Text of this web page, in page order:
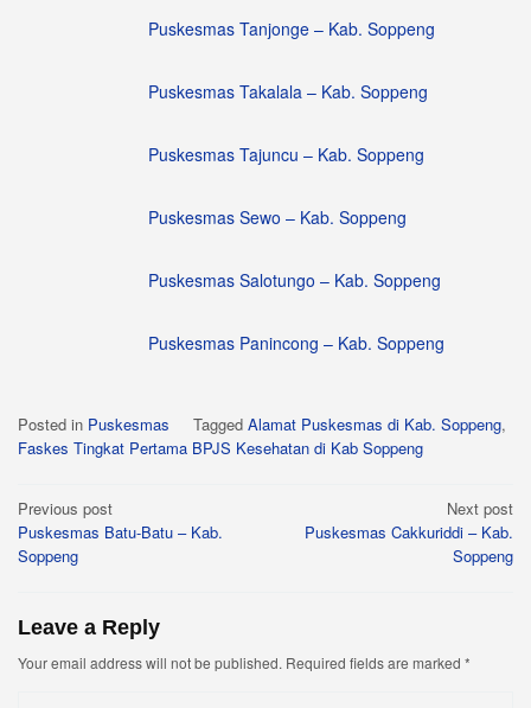
Puskesmas Tanjonge – Kab. Soppeng
Puskesmas Takalala – Kab. Soppeng
Puskesmas Tajuncu – Kab. Soppeng
Puskesmas Sewo – Kab. Soppeng
Puskesmas Salotungo – Kab. Soppeng
Puskesmas Panincong – Kab. Soppeng
Posted in Puskesmas Tagged Alamat Puskesmas di Kab. Soppeng,
Faskes Tingkat Pertama BPJS Kesehatan di Kab Soppeng
Post
navigation
Previous post
Puskesmas Batu-Batu – Kab.
Soppeng
Next post
Puskesmas Cakkuriddi – Kab.
Soppeng
Leave a Reply
Your email address will not be published. Required fields are marked *